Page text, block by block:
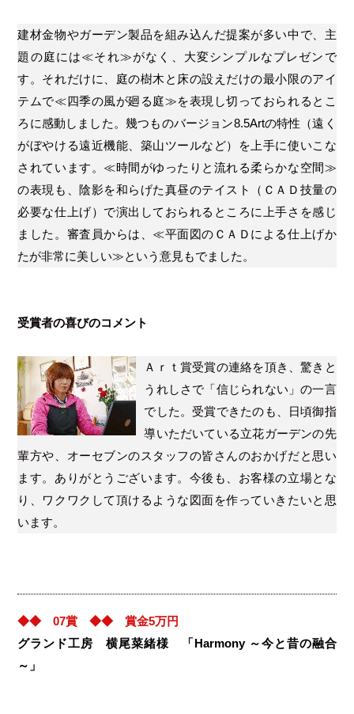
建材金物やガーデン製品を組み込んだ提案が多い中で、主
題の庭には≪それ≫がなく、大変シンプルなプレゼンで
す。それだけに、庭の樹木と床の設えだけの最小限のアイ
テムで≪四季の風が廻る庭≫を表現し切っておられるとこ
ろに感動しました。幾つものバージョン8.5Artの特性（遠く
がぼやける遠近機能、築山ツールなど）を上手に使いこな
されています。≪時間がゆったりと流れる柔らかな空間≫
の表現も、陰影を和らげた真昼のテイスト（ＣＡＤ技量の
必要な仕上げ）で演出しておられるところに上手さを感じ
ました。審査員からは、≪平面図のＣＡＤによる仕上げか
たが非常に美しい≫という意見もでました。
受賞者の喜びのコメント
Ａｒｔ賞受賞の連絡を頂き、驚きと
うれしさで「信じられない」の一言
でした。受賞できたのも、日頃御指
導いただいている立花ガーデンの先
輩方や、オーセブンのスタッフの皆さんのおかげだと思い
ます。ありがとうございます。今後も、お客様の立場とな
り、ワクワクして頂けるような図面を作っていきたいと思
います。
◆◆ 07賞 ◆◆ 賞金5万円
グランド工房 横尾菜緒様 「Harmony ～今と昔の融合
～」